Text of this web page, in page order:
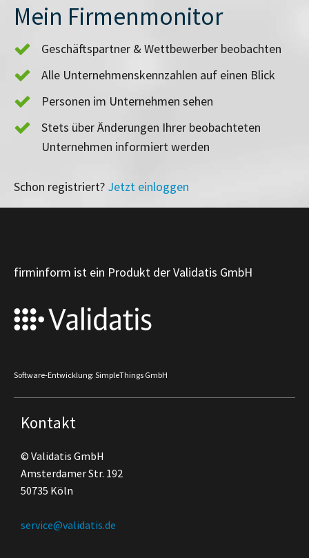
Mein Firmenmonitor
Geschäftspartner & Wettbewerber beobachten
Alle Unternehmenskennzahlen auf einen Blick
Personen im Unternehmen sehen
Stets über Änderungen Ihrer beobachteten
Unternehmen informiert werden
Schon registriert? Jetzt einloggen
firminform ist ein Produkt der Validatis GmbH
Software-Entwicklung: SimpleThings GmbH
Kontakt
© Validatis GmbH
Amsterdamer Str. 192
50735 Köln
service@validatis.de